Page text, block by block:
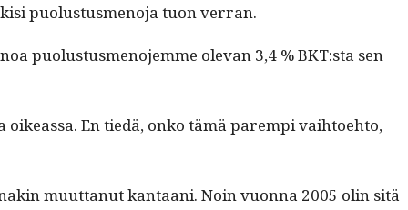
puo­lus­tus­meno­ja tuon verran.
puo­lus­tus­meno­jemme ole­van 3,4 % BKT:sta sen
En tiedä, onko tämä parem­pi vai­h­toe­hto,
muut­tanut kan­taani. Noin vuon­na 2005 olin sitä